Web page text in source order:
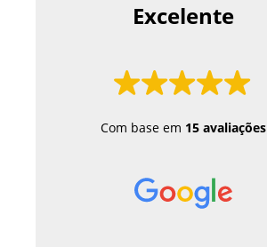
Excelente
Com base em 15 avaliações